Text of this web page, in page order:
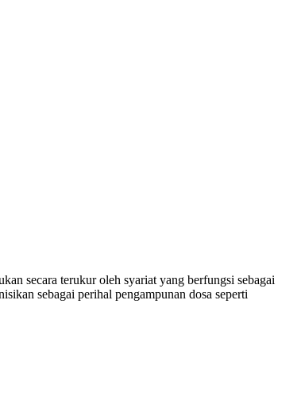
secara terukur oleh syariat yang berfungsi sebagai
sebagai perihal pengampunan dosa seperti